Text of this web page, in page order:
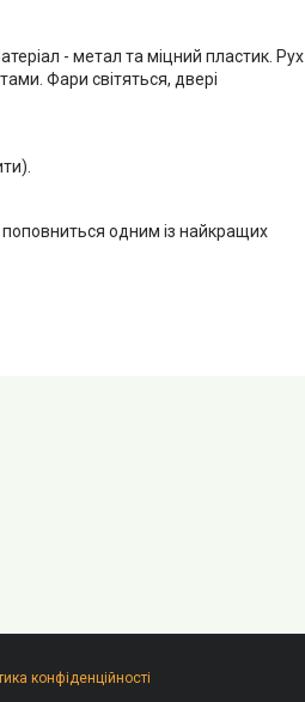
- метал та міцний пластик. Рух
Фари світяться, двері
одним із найкращих
конфіденційності